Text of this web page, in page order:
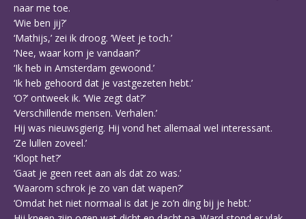
naar me toe.
‘Wie ben jij?’
‘Mathijs,’ zei ik droog. ‘Weet je toch.’
‘Nee, waar kom je vandaan?’
‘Ik heb in Amsterdam gewoond.’
‘Ik heb gehoord dat je vastgezeten hebt.’
‘O?’ ontweek ik. ‘Wie zegt dat?’
‘Verschillende mensen. Verhalen.’
Hij was nieuwsgierig. Hij vond het allemaal wel interessant.
‘Ze lullen zoveel.’
‘Klopt het?’
‘Gaat je geen reet aan als dat zo was.’
‘Waarom schrok je zo van dat wapen?’
‘Omdat het niet normaal is dat je zo’n ding bij je hebt.’